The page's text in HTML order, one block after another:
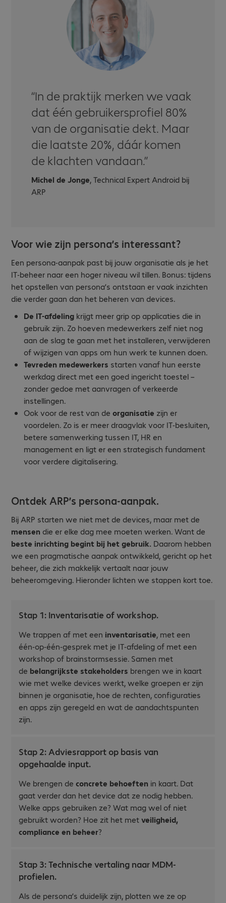
In de praktijk merken we vaak
dat één gebruikersprofiel 80%
van de organisatie dekt. Maar
die laatste 20%, dáár komen
de klachten vandaan.
Michel de Jonge, Technical Expert Android bij
ARP
Voor wie zijn persona’s interessant?
Een persona-aanpak past bij jouw organisatie als je het
IT-beheer naar een hoger niveau wil tillen. Bonus: tijdens
het opstellen van persona’s ontstaan er vaak inzichten
die verder gaan dan het beheren van devices.
De IT-afdeling krijgt meer grip op applicaties die in
gebruik zijn. Zo hoeven medewerkers zelf niet nog
aan de slag te gaan met het installeren, verwijderen
of wijzigen van apps om hun werk te kunnen doen.
Tevreden medewerkers starten vanaf hun eerste
werkdag direct met een goed ingericht toestel –
zonder gedoe met aanvragen of verkeerde
instellingen.
Ook voor de rest van de organisatie zijn er
voordelen. Zo is er meer draagvlak voor IT-besluiten,
betere samenwerking tussen IT, HR en
management en ligt er een strategisch fundament
voor verdere digitalisering.
Ontdek ARP’s persona-aanpak.
Bij ARP starten we niet met de devices, maar met de
mensen die er elke dag mee moeten werken. Want de
beste inrichting begint bij het gebruik. Daarom hebben
we een pragmatische aanpak ontwikkeld, gericht op het
beheer, die zich makkelijk vertaalt naar jouw
beheeromgeving. Hieronder lichten we stappen kort toe.
Stap 1: Inventarisatie of workshop.
We trappen af met een inventarisatie, met een
één-op-één-gesprek met je IT-afdeling of met een
workshop of brainstormsessie. Samen met
de belangrijkste stakeholders brengen we in kaart
wie met welke devices werkt, welke groepen er zijn
binnen je organisatie, hoe de rechten, configuraties
en apps zijn geregeld en wat de aandachtspunten
zijn.
Stap 2: Adviesrapport op basis van
opgehaalde input.
We brengen de concrete behoeften in kaart. Dat
gaat verder dan het device dat ze nodig hebben.
Welke apps gebruiken ze? Wat mag wel of niet
gebruikt worden? Hoe zit het metveiligheid,
compliance en beheer?
Stap 3: Technische vertaling naar MDM-
profielen.
Als de persona’s duidelijk zijn, plotten we ze op